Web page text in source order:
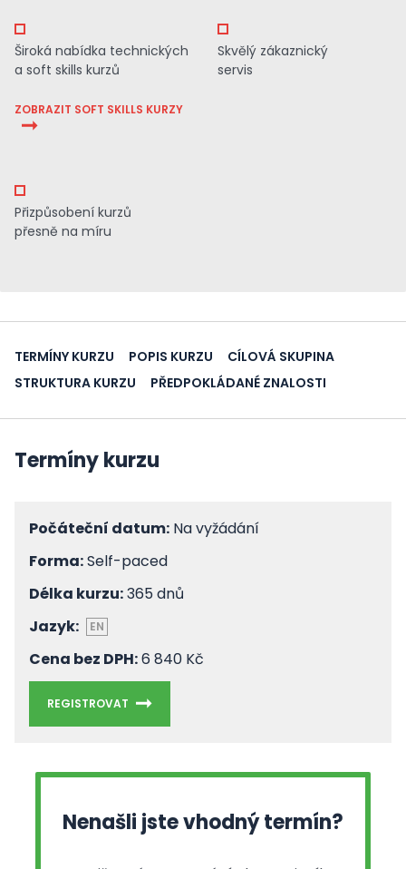
Široká nabídka technických
a soft skills kurzů
ZOBRAZIT SOFT SKILLS KURZY
Skvělý zákaznický
servis
Přizpůsobení kurzů
přesně na míru
TERMÍNY KURZU POPIS KURZU
CÍLOVÁ SKUPINA
STRUKTURA KURZU
PŘEDPOKLÁDANÉ ZNALOSTI
Termíny kurzu
Počáteční datum: Na vyžádání
Forma:Self-paced
Délka kurzu:365 dnů
Jazyk:
EN
Cena bez DPH:6 840 Kč
REGISTROVAT
Nenašli jste vhodný termín?